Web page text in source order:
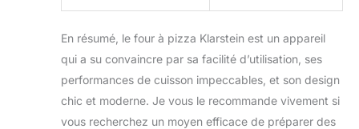
En résumé, le four à pizza Klarstein est un appareil
qui a su convaincre par sa facilité d’utilisation, ses
performances de cuisson impeccables, et son design
chic et moderne. Je vous le recommande vivement si
vous recherchez un moyen efficace de préparer des